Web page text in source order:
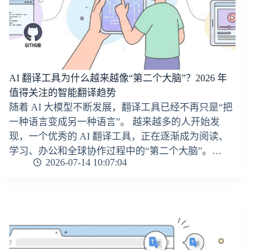
AI 翻译工具为什么越来越像“第二个大脑”？2026 年
值得关注的智能翻译趋势
随着 AI 大模型不断发展，翻译工具已经不再只是“把
一种语言变成另一种语言”。 越来越多的人开始发
现，一个优秀的 AI 翻译工具，正在逐渐成为阅读、
学习、办公和全球协作过程中的“第二个大脑”。…
2026-07-14 10:07:04